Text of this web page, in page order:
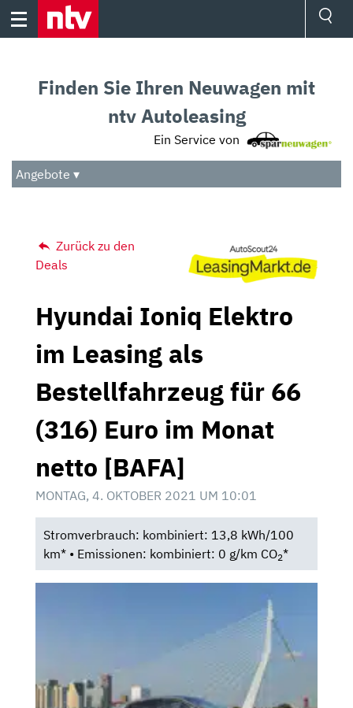
Skip
Audio
Das Beste
Finden Sie Ihren Neuwagen mit
ntv Autoleasing
Ein Service von
Angebote ▾
Zurück zu den
Deals
Hyundai Ioniq Elektro
im Leasing als
Bestellfahrzeug für 66
(316) Euro im Monat
netto [BAFA]
MONTAG, 4. OKTOBER 2021 UM 10:01
Stromverbrauch: kombiniert: 13,8 kWh/100
km* • Emissionen: kombiniert: 0 g/km CO2*